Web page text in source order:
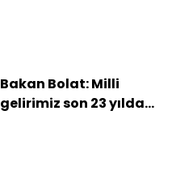
Bakan Bolat: Milli
gelirimiz son 23 yılda